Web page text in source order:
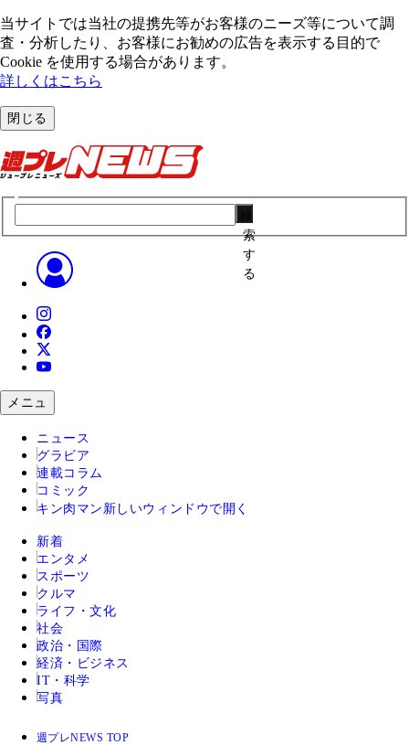
当サイトでは当社の提携先等がお客様のニーズ等について調
査・分析したり、お客様にお勧めの広告を表⽰する⽬的で
Cookie を使⽤する場合があります。
詳しくはこちら
閉じる
索
す
る
メニュ
ニュース
グラビア
連載コラム
コミック
キン肉マン 新しいウィンドウで開く
新着
エンタメ
スポーツ
クルマ
ライフ・文化
社会
政治・国際
経済・ビジネス
IT・科学
写真
週プレNEWS TOP